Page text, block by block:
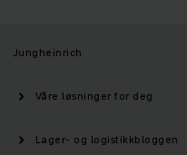
Jungheinrich
Våre løsninger for deg
Lager- og logistikkbloggen